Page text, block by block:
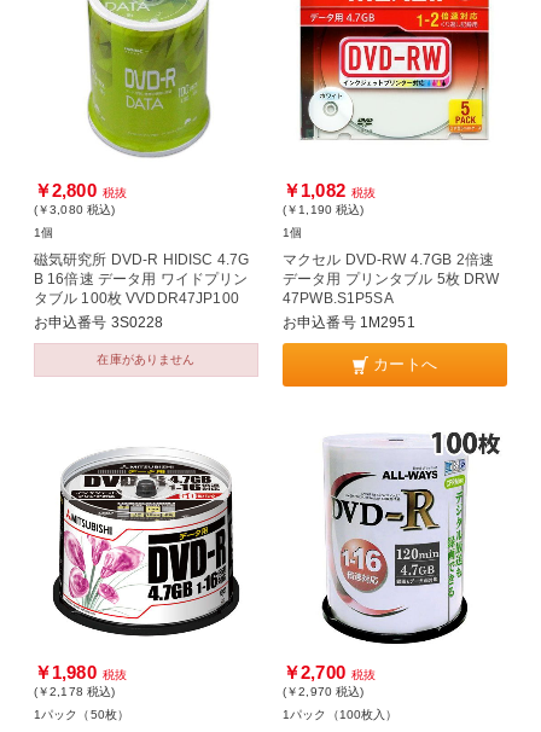
￥2,800 税抜
(￥3,080 税込)
1個
磁気研究所 DVD-R HIDISC 4.7G
B 16倍速 データ用 ワイドプリン
タブル 100枚 VVDDR47JP100
お申込番号 3S0228
在庫がありません
￥1,082 税抜
(￥1,190 税込)
1個
マクセル DVD-RW 4.7GB 2倍速
データ用 プリンタブル 5枚 DRW
47PWB.S1P5SA
お申込番号 1M2951
カートへ
￥1,980 税抜
(￥2,178 税込)
1パック（50枚）
￥2,700 税抜
(￥2,970 税込)
1パック（100枚入）